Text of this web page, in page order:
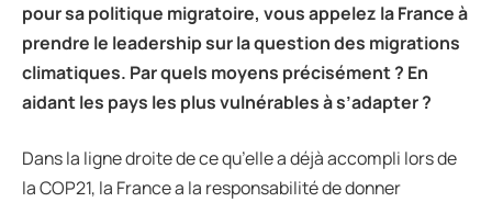
pour sa politique migratoire, vous appelez la Franceà
prendre le leadership sur la question des migrations
climatiques. Par quels moyens précisément ? En
aidant les pays les plus vulnérablesàs’adapter ?
Dans la ligne droite de ce qu’elle a déjà accompli lors de
la COP21, la France a la responsabilité de donner